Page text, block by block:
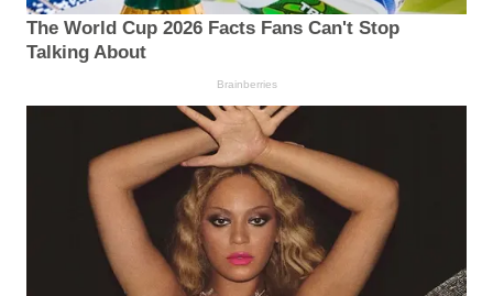
The World Cup 2026 Facts Fans Can't Stop
Talking About
Brainberries